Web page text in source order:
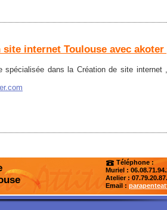
site internet Toulouse avec
spécialisée dans la Création de site
Téléphone :
Muriel :
Atelier:
Email :